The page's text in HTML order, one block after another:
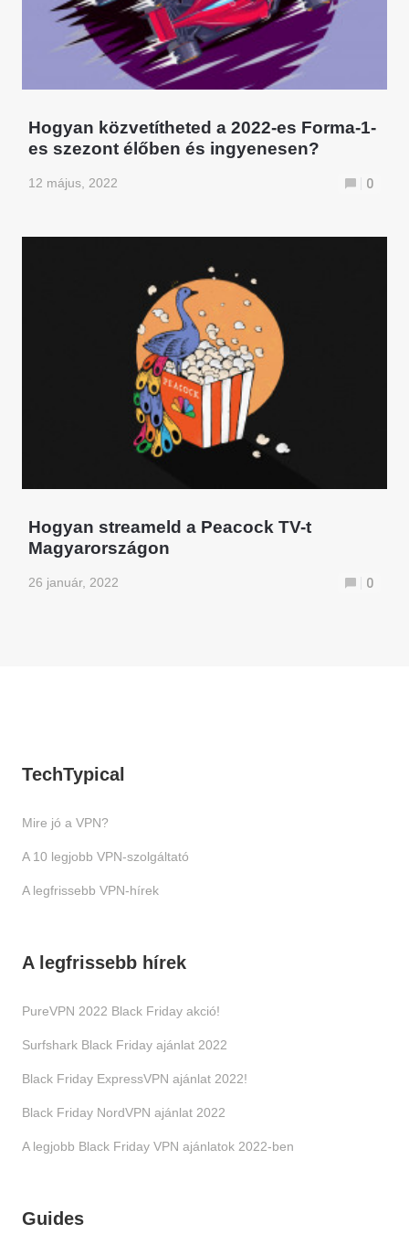
Hogyan közvetítheted a 2022-es Forma-1-
es szezont élőben és ingyenesen?
12 május, 2022 0
Hogyan streameld a Peacock TV-t
Magyarországon
26 január, 2022 0
TechTypical
Mire jó a VPN?
A 10 legjobb VPN-szolgáltató
A legfrissebb VPN-hírek
A legfrissebb hírek
PureVPN 2022 Black Friday akció!
Surfshark Black Friday ajánlat 2022
Black Friday ExpressVPN ajánlat 2022!
Black Friday NordVPN ajánlat 2022
A legjobb Black Friday VPN ajánlatok 2022-ben
Guides